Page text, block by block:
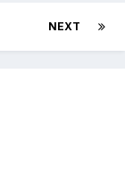
NEXT